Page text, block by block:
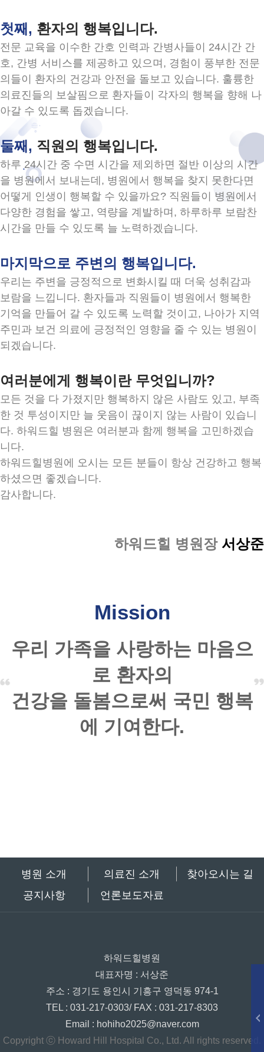
첫째, 환자의 행복입니다.
전문 교육을 이수한 간호 인력과 간병사들이 24시간 간
호, 간병 서비스를 제공하고 있으며, 경험이 풍부한 전문
의들이 환자의 건강과 안전을 돌보고 있습니다. 훌륭한
의료진들의 보살핌으로 환자들이 각자의 행복을 향해 나
아갈 수 있도록 돕겠습니다.
둘째, 직원의 행복입니다.
하루 24시간 중 수면 시간을 제외하면 절반 이상의 시간
을 병원에서 보내는데, 병원에서 행복을 찾지 못한다면
어떻게 인생이 행복할 수 있을까요? 직원들이 병원에서
다양한 경험을 쌓고, 역량을 계발하며, 하루하루 보람찬
시간을 만들 수 있도록 늘 노력하겠습니다.
마지막으로 주변의 행복입니다.
우리는 주변을 긍정적으로 변화시킬 때 더욱 성취감과
보람을 느낍니다. 환자들과 직원들이 병원에서 행복한
기억을 만들어 갈 수 있도록 노력할 것이고, 나아가 지역
주민과 보건 의료에 긍정적인 영향을 줄 수 있는 병원이
되겠습니다.
여러분에게 행복이란 무엇입니까?
모든 것을 다 가졌지만 행복하지 않은 사람도 있고, 부족
한 것 투성이지만 늘 웃음이 끊이지 않는 사람이 있습니
다. 하워드힐 병원은 여러분과 함께 행복을 고민하겠습
니다.
하워드힐병원에 오시는 모든 분들이 항상 건강하고 행복
하셨으면 좋겠습니다.
감사합니다.
하워드힐 병원장 서상준
Mission
우리 가족을 사랑하는 마음으
로 환자의
건강을 돌봄으로써 국민 행복
에 기여한다.
병원 소개 의료진 소개
찾아오시는 길
공지사항
언론보도자료
하워드힐병원
대표자명 : 서상준
주소 : 경기도 용인시 기흥구 영덕동 974-1
TEL : 031-217-0303/ FAX : 031-217-8303
Email : hohiho2025@naver.com
Copyright ⓒ Howard Hill Hospital Co., Ltd. All rights reserved.